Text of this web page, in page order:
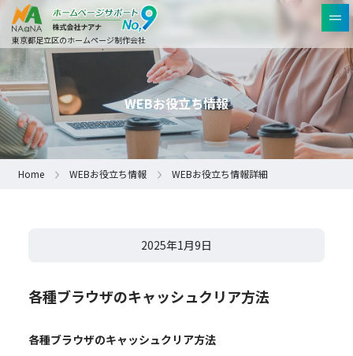
東京都足立区のホームページ制作会社
WEBお役立ち情報
Home WEBお役立ち情報 WEBお役立ち情報詳細
2025年1月9日
各種ブラウザのキャッシュクリア方法
各種ブラウザのキャッシュクリア方法